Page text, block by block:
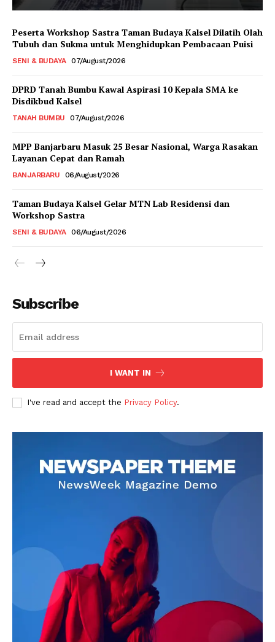
Peserta Workshop Sastra Taman Budaya Kalsel Dilatih Olah
Tubuh dan Sukma untuk Menghidupkan Pembacaan Puisi
SENI & BUDAYA 07/August/2026
DPRD Tanah Bumbu Kawal Aspirasi 10 Kepala SMA ke
Disdikbud Kalsel
TANAH BUMBU 07/August/2026
MPP Banjarbaru Masuk 25 Besar Nasional, Warga Rasakan
Layanan Cepat dan Ramah
BANJARBARU 06/August/2026
Taman Budaya Kalsel Gelar MTN Lab Residensi dan
Workshop Sastra
SENI & BUDAYA 06/August/2026
Subscribe
I WANT IN
I've read and accept the Privacy Policy.